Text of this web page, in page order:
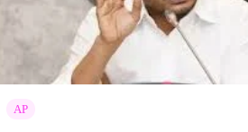
AP